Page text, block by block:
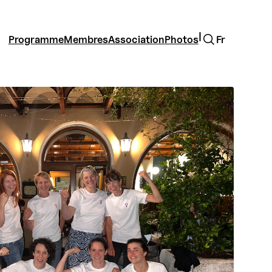
ProgrammeMembresAssociationPhotos
Rechercher
Fr